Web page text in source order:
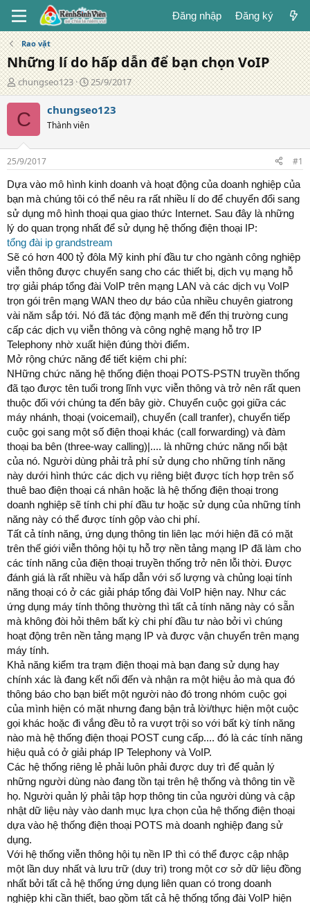
Đăng nhập Đăng ký
Rao vặt
Những lí do hấp dẫn để bạn chọn VoIP
T
á
c
g
ả
chungseo123
N
g
à
g
25/9/2017
C chungseo123
Thành viên
25/9/2017
#1
Dựa vào mô hình kinh doanh và hoạt động của doanh nghiệp của
bạn mà chúng tôi có thể nêu ra rất nhiều lí do để chuyển đổi sang
sử dụng mô hình thoại qua giao thức Internet. Sau đây là những
lý do quan trọng nhất để sử dụng hệ thống điện thoại IP:
tổng đài ip grandstream
Sẽ có hơn 400 tỷ đôla Mỹ kinh phí đầu tư cho ngành công nghiệp
viễn thông được chuyển sang cho các thiết bị, dịch vụ mạng hỗ
trợ giải pháp tổng đài VoIP trên mạng LAN và các dịch vụ VoIP
trọn gói trên mạng WAN theo dự báo của nhiều chuyên giatrong
vài năm sắp tới. Nó đã tác động mạnh mẽ đến thị trường cung
cấp các dịch vụ viễn thông và công nghệ mạng hỗ trợ IP
Telephony nhờ xuất hiện đúng thời điểm.
Mở rộng chức năng để tiết kiệm chi phí:
NHững chức năng hệ thống điện thoại POTS-PSTN truyền thống
đã tạo được tên tuổi trong lĩnh vực viễn thông và trở nên rất quen
thuộc đối với chúng ta đến bây giờ. Chuyển cuộc gọi giữa các
máy nhánh, thoại (voicemail), chuyển (call tranfer), chuyển tiếp
cuộc gọi sang một số điện thoại khác (call forwarding) và đàm
thoại ba bên (three-way calling)|.... là những chức năng nổi bật
của nó. Người dùng phải trả phí sử dụng cho những tính năng
này dưới hình thức các dịch vụ riêng biệt được tích hợp trên số
thuê bao điện thoại cá nhân hoặc là hệ thống điện thoại trong
doanh nghiệp sẽ tính chi phí đầu tư hoặc sử dụng của những tính
năng này có thể được tính gộp vào chi phí.
Tất cả tính năng, ứng dụng thông tin liên lạc mới hiện đã có mặt
trên thế giới viễn thông hội tụ hỗ trợ nền tảng mạng IP đã làm cho
các tính năng của điện thoại truyền thống trở nên lỗi thời. Được
đánh giá là rất nhiều và hấp dẫn với số lượng và chủng loại tính
năng thoại có ở các giải pháp tổng đài VoIP hiện nay. Như các
ứng dụng máy tính thông thường thì tất cả tính năng này có sẵn
mà không đòi hỏi thêm bất kỳ chi phí đầu tư nào bởi vì chúng
hoạt động trên nền tảng mạng IP và được vận chuyển trên mạng
máy tính.
Khả năng kiểm tra trạm điện thoại mà bạn đang sử dụng hay
chính xác là đang kết nối đến và nhận ra một hiệu ảo mà qua đó
thông báo cho bạn biết một người nào đó trong nhóm cuộc gọi
của mình hiện có mặt nhưng đang bận trả lời/thực hiện một cuộc
gọi khác hoặc đi vắng đều tỏ ra vượt trội so với bất kỳ tính năng
nào mà hệ thống điện thoại POST cung cấp.... đó là các tính năng
hiệu quả có ở giải pháp IP Telephony và VoIP.
Các hệ thống riêng lẻ phải luôn phải được duy trì để quản lý
những người dùng nào đang tồn tại trên hệ thống và thông tin về
họ. Người quản lý phải tập hợp thông tin của người dùng và cập
nhật dữ liệu này vào danh mục lựa chọn của hệ thống điện thoại
dựa vào hệ thống điện thoại POTS mà doanh nghiệp đang sử
dụng.
Với hệ thống viễn thông hội tụ nền IP thì có thể được cập nhập
một lần duy nhất và lưu trữ (duy trì) trong một cơ sở dữ liệu đồng
nhất bởi tất cả hệ thống ứng dụng liên quan có trong doanh
nghiệp khi cần thiết, bao gồm tất cả hệ thống tổng đài VoIP hiện